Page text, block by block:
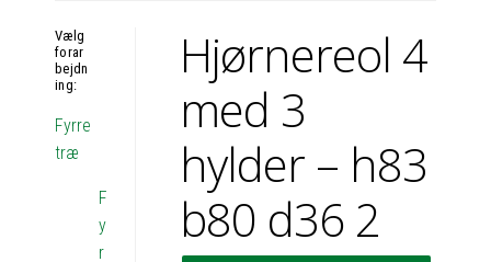
Hjørnereol 4
med 3
hylder – h83
b80 d36 2
Vælg
forar
bejdn
ing:
Fyrre
træ
F
y
r